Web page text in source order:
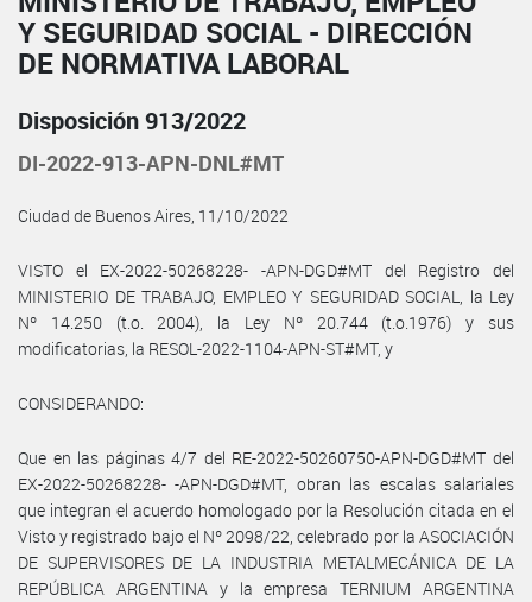
Y SEGURIDAD SOCIAL - DIRECCIÓN
DE NORMATIVA LABORAL
Disposición 913/2022
DI-2022-913-APN-DNL#MT
Ciudad de Buenos Aires, 11/10/2022
VISTO el EX-2022-50268228- -APN-DGD#MT del Registro del
MINISTERIO DE TRABAJO, EMPLEO Y SEGURIDAD SOCIAL, la Ley
Nº 14.250 (t.o. 2004), la Ley Nº 20.744 (t.o.1976) y sus
modificatorias, la RESOL-2022-1104-APN-ST#MT, y
CONSIDERANDO:
Que en las páginas 4/7 del RE-2022-50260750-APN-DGD#MT del
EX-2022-50268228- -APN-DGD#MT, obran las escalas salariales
que integran el acuerdo homologado por la Resolución citada en el
Visto y registrado bajo el Nº 2098/22, celebrado por la ASOCIACIÓN
DE SUPERVISORES DE LA INDUSTRIA METALMECÁNICA DE LA
REPÚBLICA ARGENTINA y la empresa TERNIUM ARGENTINA